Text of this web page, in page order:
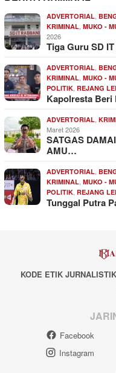
ADVERTORIAL
KRIMINAL MUKO -
2026
Tiga Guru SD
ADVERTORIAL
KRIMINAL MUKO -
POLITIK REJANG
Kapolresta
ADVERTORIAL
Maret 2026
SATGAS
AMU…
ADVERTORIAL
KRIMINAL MUKO -
POLITIK REJANG
Tunggal Putra
KODE ETIK JURNALISTIK
Facebook
Instagram